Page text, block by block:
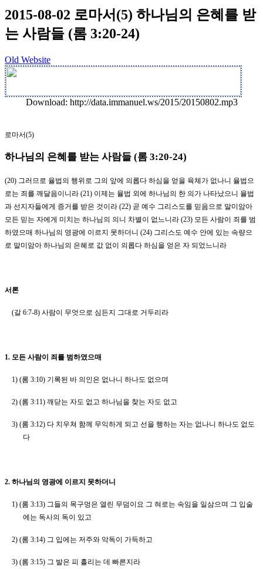
2015-08-02 로마서(5) 하나님의 은혜를 받
는 사람들 (롬 3:20-24)
Old Website
Download: http://data.immanuel.ws/2015/20150802.mp3
로마서(5)
하나님의 은혜를 받는 사람들 (롬 3:20-24)
(20) 그러므로 율법의 행위로 그의 앞에 의롭다 하심을 얻을 육체가 없나니 율법으
로는 죄를 깨달음이니라 (21) 이제는 율법 외에 하나님의 한 의가 나타났으니 율법
과 선지자들에게 증거를 받은 것이라 (22) 곧 예수 그리스도를 믿음으로 말미암아
모든 믿는 자에게 미치는 하나님의 의니 차별이 없느니라 (23) 모든 사람이 죄를 범
하였으매 하나님의 영광에 이르지 못하더니 (24) 그리스도 예수 안에 있는 속량으
로 말미암아 하나님의 은혜로 값 없이 의롭다 하심을 얻은 자 되었느니라
서론
(갈6:7-8)사람이 무엇으로 심든지 그대로 거두리라
1. 모든 사람이 죄를 범하였으매
1) (롬3:10) 기록된 바 의인은 없나니 하나도 없으며
2) (롬3:11)깨닫는 자도 없고 하나님을 찾는 자도 없고
3) (롬3:12) 다 치우쳐 함께 무익하게 되고 선을 행하는 자는 없나니 하나도 없도
다
2. 하나님의 영광에 이르지 못하더니
1) (롬3:13) 그들의 목구멍은 열린 무덤이요 그 혀로는 속임을 일삼으며 그 입술
에는 독사의 독이 있고
2) (롬3:14) 그 입에는 저주와 악독이 가득하고
3) (롬3:15) 그 발은 피 흘리는 데 빠른지라